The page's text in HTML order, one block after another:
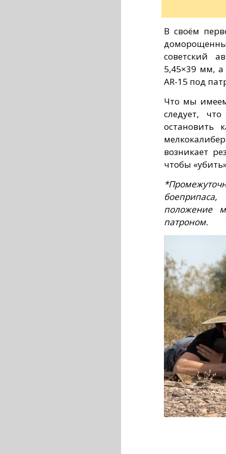
В своём
советский
5,45×39 мм,
AR-15 под
Что мы
следует,
остановить
возникает
чтобы
положение
патроном.